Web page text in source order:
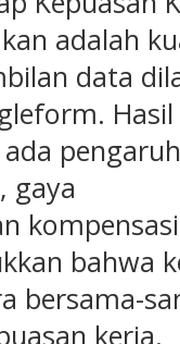
adalah
data
gaya
bahwa
bersama-
kerja.